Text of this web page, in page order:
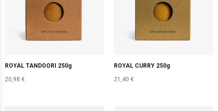
ROYAL TANDOORI 250g
20,98 €
ROYAL CURRY 250g
21,40 €